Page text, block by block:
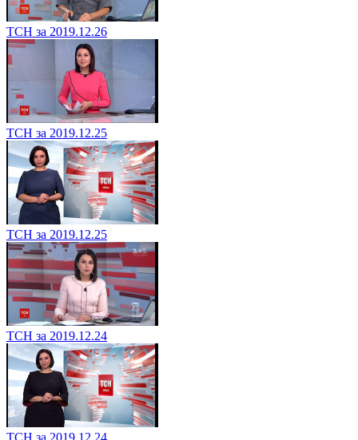
ТСН за 2019.12.26
ТСН за 2019.12.25
ТСН за 2019.12.25
ТСН за 2019.12.24
ТСН за 2019.12.24